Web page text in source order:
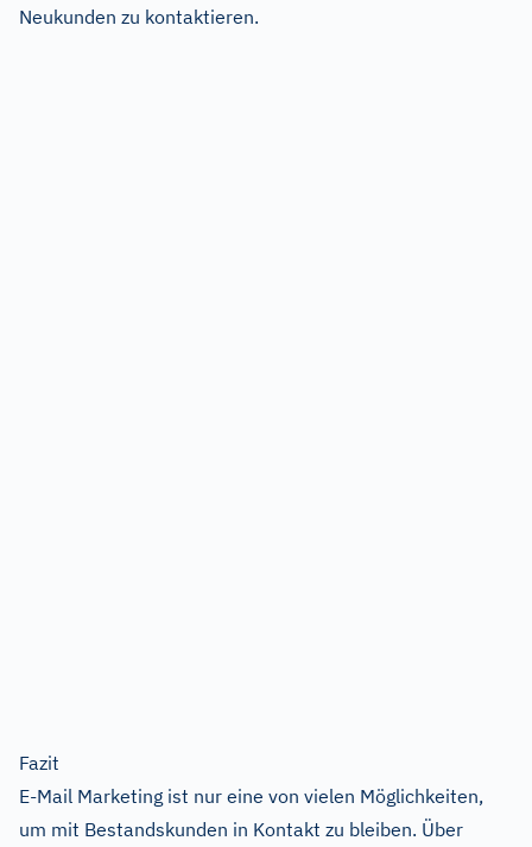
Neukunden zu kontaktieren.
Fazit
E-Mail Marketing ist nur eine von vielen Möglichkeiten,
um mit Bestandskunden in Kontakt zu bleiben. Über